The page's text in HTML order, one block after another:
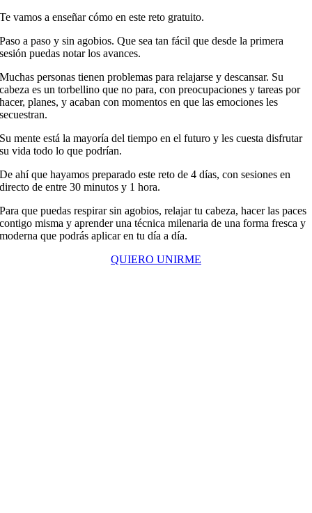
Te vamos a enseñar cómo en este reto gratuito.
Paso a paso y sin agobios. Que sea tan fácil que desde la primera
sesión puedas notar los avances.
Muchas personas tienen problemas para relajarse y descansar. Su
cabeza es un torbellino que no para, con preocupaciones y tareas por
hacer, planes,y acaban con momentos en que las emociones les
secuestran.
Su mente está la mayoría del tiempo en el futuro y les cuesta disfrutar
su vida todo lo que podrían.
De ahí que hayamos preparado este reto de 4 días, con sesiones en
directo de entre 30 minutos y 1 hora.
Para que puedas respirar sin agobios, relajar tu cabeza, hacer las paces
contigo misma y aprender una técnica milenaria de una forma fresca y
moderna que podrás aplicar en tu día a día.
QUIERO UNIRME